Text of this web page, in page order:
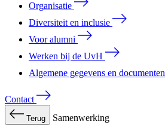
Organisatie
Diversiteit en inclusie
Voor alumni
Werken bij de UvH
Algemene gegevens en documenten
Contact
Terug Samenwerking